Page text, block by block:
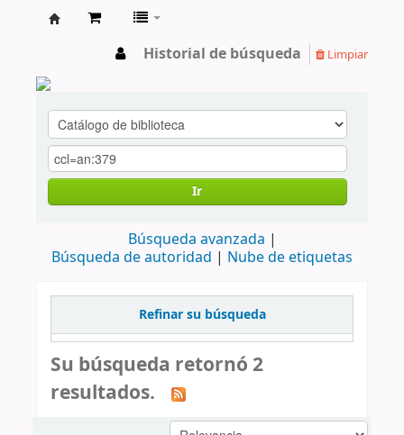
Historial de búsqueda Limpiar
Ir
Búsqueda avanzada
Búsqueda de autoridad
Nube de etiquetas
Refinar su búsqueda
Su búsqueda retornó 2
resultados.